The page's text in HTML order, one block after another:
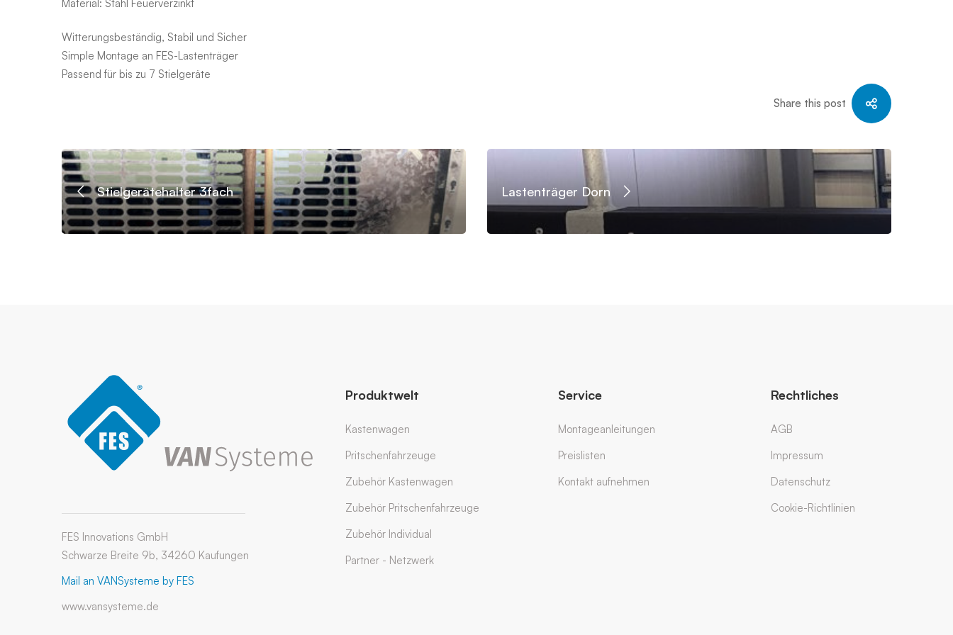
Material: Stahl Feuerverzinkt
Witterungsbeständig, Stabil und Sicher
Simple Montage an FES-Lastenträger
Passend für bis zu 7 Stielgeräte
Share this post
Stielgerätehalter 3fach Lastenträger Dorn
FES Innovations GmbH
Schwarze Breite 9b, 34260 Kaufungen
Mail an VANSysteme by FES
www.vansysteme.de
Produktwelt
Kastenwagen
Pritschenfahrzeuge
Zubehör Kastenwagen
Zubehör Pritschenfahrzeuge
Zubehör Individual
Partner - Netzwerk
Service
Montageanleitungen
Preislisten
Kontakt aufnehmen
Rechtliches
AGB
Impressum
Datenschutz
Cookie-Richtlinien